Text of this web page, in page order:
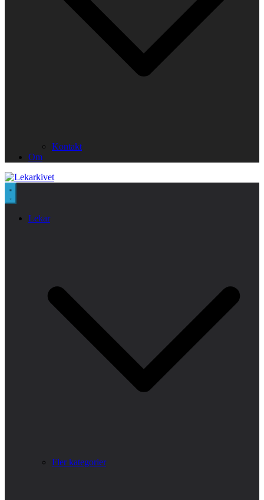
Kontakt
Om
Lekar
Fler kategorier